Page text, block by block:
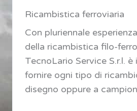
Ricambistica ferroviaria
Con pluriennale
della ricambistica filo-
TecnoLario Service S.r.l. è
fornire ogni tipo di
disegno oppure a